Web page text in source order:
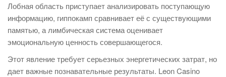
Лобная область приступает анализировать поступающую
информацию, гиппокамп сравнивает её с существующими
памятью, а лимбическая система оценивает
эмоциональную ценность совершающегося.
Этот явление требует серьезных энергетических затрат, но
дает важные познавательные результаты. Leon Casino